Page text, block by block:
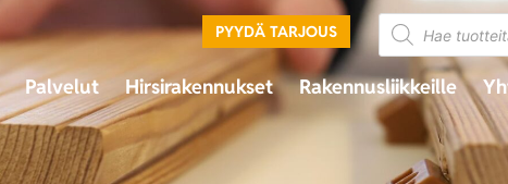
PYYDÄ TARJOUS
Palvelut Hirsirakennukset Rakennusliikkeille